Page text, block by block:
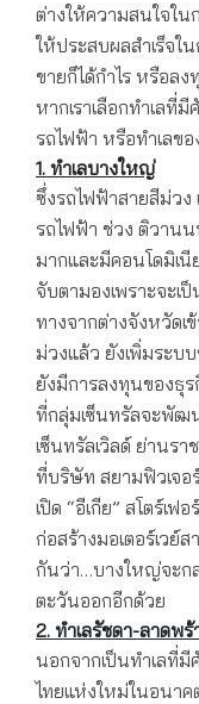
ต่างให้ความสนใจใ
ให้ประสบผลสำเร็จ
ขายก็ได้กำไร หรือลง
หากเราเลือกทำเลที่
รถไฟฟ้า หรือทำเลข
1. ทำเลบางใหญ่
ซึ่งรถไฟฟ้าสายสีม่ว
รถไฟฟ้า ช่วง ติวาน
มากและมีคอนโดมิเ
จับตามองเพราะจะ
ทางจากต่างจังหวัดเ
ม่วงแล้ว ยังเพิ่มระบ
ยังมีการลงทุนของธุร
ที่กลุ่มเซ็นทรัลจะพัฒ
เซ็นทรัลเวิลด์ ย่านรา
ที่บริษัท สยามฟิวเจอ
เปิด “อีเกีย” สโตร์เ
ก่อสร้างมอเตอร์เว
กันว่า…บางใหญ่จะก
ตะวันออกอีกด้วย
2. ทำเลรัชดา-ลาดพร้
นอกจากเป็นทำเลที่
ไทยแห่งใหม่ในอนา